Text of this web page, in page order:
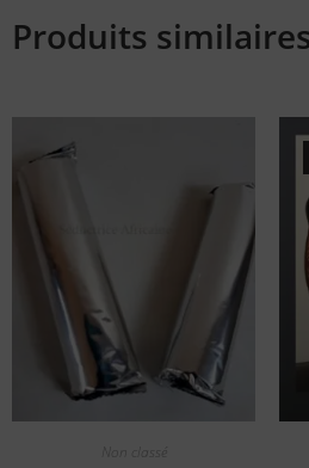
Produits
Non classé